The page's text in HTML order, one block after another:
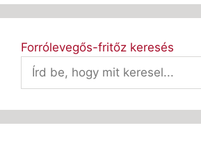
Forrólevegős-fritőz keresés